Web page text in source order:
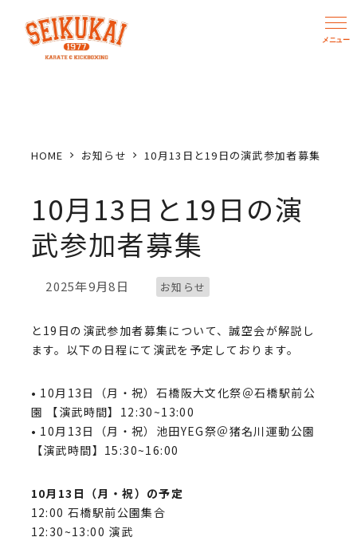
HOME お知らせ 10月13日と19日の演武参加者募集
10月13日と19日の演
武参加者募集
投稿日
2025年9月8日 カテゴリー
お知らせ
と19日の演武参加者募集について、誠空会が解説し
ます。以下の日程にて演武を予定しております。
• 10月13日（月・祝）石橋阪大文化祭＠石橋駅前公
園 【演武時間】12:30~13:00
• 10月13日（月・祝）池田YEG祭＠猪名川運動公園
【演武時間】15:30~16:00
10月13日（月・祝）の予定
12:00 石橋駅前公園集合
12:30~13:00 演武